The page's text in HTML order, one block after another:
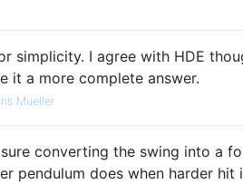
simplicity. I agree with HDE
it a more complete answer.
Mueller
converting the swing into a
pendulum does when harder